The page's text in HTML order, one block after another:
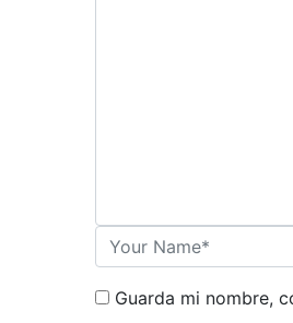
Guarda mi nombre,